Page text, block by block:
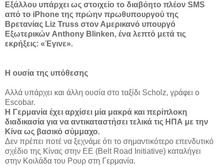
Εξάλλου υπάρχει ως στοιχείο το διαβόητο πλέον SMS
από το iPhone της πρώην πρωθυπουργού της
Βρετανίας Liz Truss στον Αμερικανό υπουργό
Εξωτερικών Anthony Blinken, ένα λεπτό μετά τις
εκρήξεις: «Έγινε».
Η ουσία της υπόθεσης
Αλλά υπάρχει και άλλη ουσία στο ταξίδι Scholz, γράφει ο
Escobar.
Η Γερμανία έχει αρχίσει μία μακρά και περίπλοκη
διαδικασία για να αντικαταστήσει τελικά τις ΗΠΑ με την
Κίνα ως βασικό σύμμαχο.
Δεν πρέπει ποτέ να ξεχνάμε ότι το σημαντικότερο επενδυτικό
σχέδιο της Κίνας στην ΕΕ (Belt Road Initiative) καταλήγει
στην Κοιλάδα του Ρουρ στη Γερμανία.